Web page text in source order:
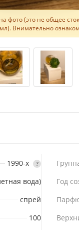
фото (это не общее
Внимательно
1990-х ?
вода)
спрей
100
Год